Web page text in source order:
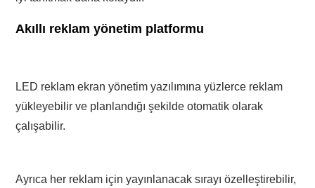
Akıllı reklam yönetim platformu
LED reklam ekran yönetim yazılımına yüzlerce reklam
yükleyebilir ve planlandığı şekilde otomatik olarak
çalışabilir.
Ayrıca her reklam için yayınlanacak sırayı özelleştirebilir,